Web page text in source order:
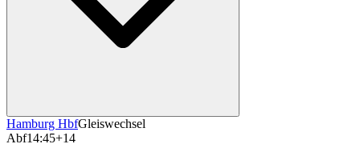
Hamburg HbfGleiswechsel
Abf14:45+14